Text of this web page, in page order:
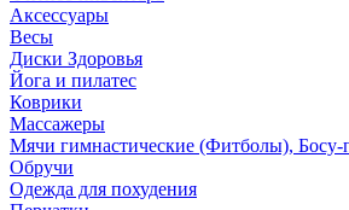
Аксессуары
Весы
Диски Здоровья
Йога и пилатес
Коврики
Массажеры
Мячи гимнастические (Фитболы),
Обручи
Одежда для похудения